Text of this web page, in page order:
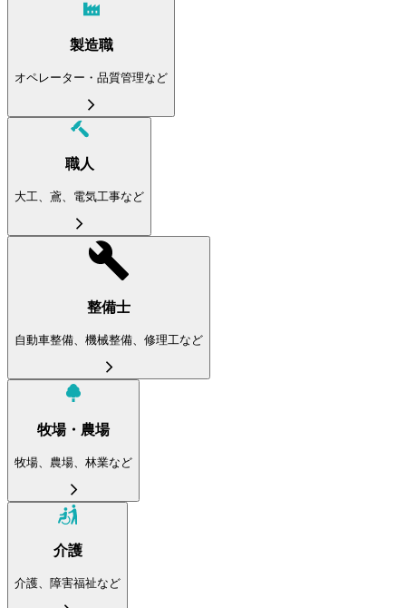
製造職
オペレーター・品質管理など
職人
大工、鳶、電気工事など
整備士
自動車整備、機械整備、修理工など
牧場・農場
牧場、農場、林業など
介護
介護、障害福祉など